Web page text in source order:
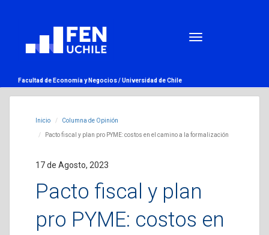
Facultad de Economía y Negocios /Universidad de Chile
Inicio Columna de Opinión
Pacto fiscal y plan pro PYME: costos en el camino a la formalización
17 de Agosto, 2023
Pacto fiscal y plan
pro PYME: costos en